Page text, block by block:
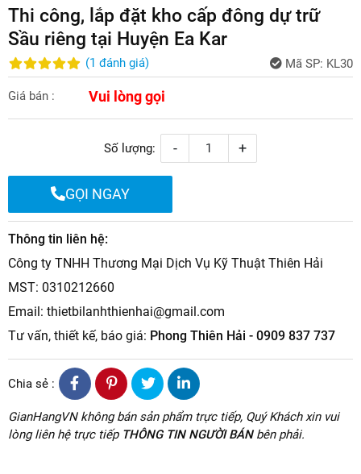
Thi công, lắp đặt kho cấp đông dự trữ
Sầu riêng tại Huyện Ea Kar
(1 đánh giá) Mã SP: KL30
Giá bán : Vui lòng gọi
Số lượng: - +
GỌI NGAY
Thông tin liên hệ:
Công ty TNHH Thương Mại Dịch Vụ Kỹ Thuật Thiên Hải
MST: 0310212660
Email: thietbilanhthienhai@gmail.com
Tư vấn, thiết kế, báo giá: Phong Thiên Hải - 0909 837 737
Chia sẻ :
GianHangVN không bán sản phẩm trực tiếp, Quý Khách xin vui
lòng liên hệ trực tiếp THÔNG TIN NGƯỜI BÁNbên phải.